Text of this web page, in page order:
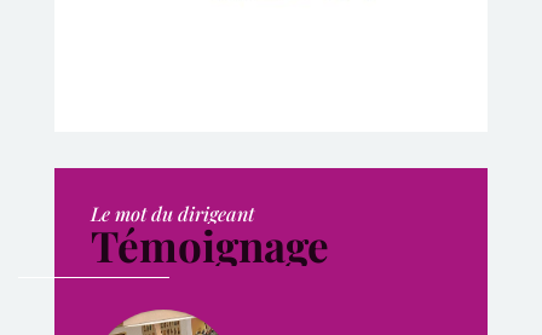
Le mot du dirigeant
Témoignage